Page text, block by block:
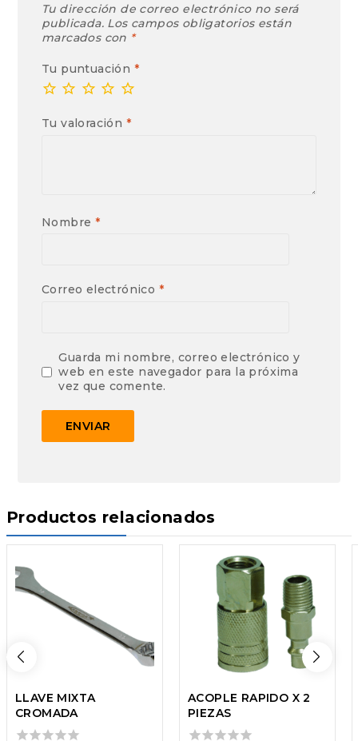
Tu dirección de correo electrónico no será
publicada. Los campos obligatorios están
marcados con *
Tu puntuación *
Tu valoración *
Nombre *
Correo electrónico *
Guarda mi nombre, correo electrónico y
web en este navegador para la próxima
vez que comente.
Productos relacionados
LLAVE MIXTA
CROMADA
ACOPLE RAPIDO X 2
PIEZAS